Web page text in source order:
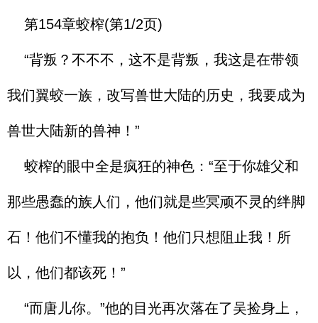
第154章蛟榨(第1/2页)
“背叛？不不不，这不是背叛，我这是在带领
我们翼蛟一族，改写兽世大陆的历史，我要成为
兽世大陆新的兽神！”
蛟榨的眼中全是疯狂的神色：“至于你雄父和
那些愚蠢的族人们，他们就是些冥顽不灵的绊脚
石！他们不懂我的抱负！他们只想阻止我！所
以，他们都该死！”
“而唐儿你。”他的目光再次落在了吴捡身上，